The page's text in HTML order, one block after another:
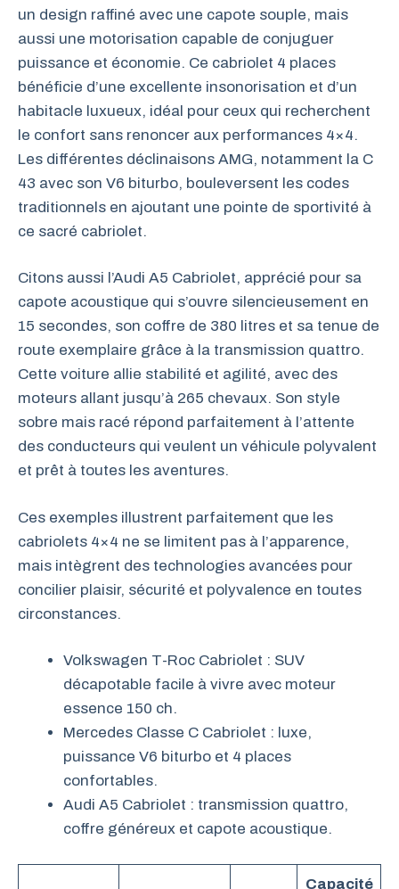
un design raffiné avec une capote souple, mais
aussi une motorisation capable de conjuguer
puissance et économie. Ce cabriolet 4 places
bénéficie d’une excellente insonorisation et d’un
habitacle luxueux, idéal pour ceux qui recherchent
le confort sans renoncer aux performances 4×4.
Les différentes déclinaisons AMG, notamment la C
43 avec son V6 biturbo, bouleversent les codes
traditionnels en ajoutant une pointe de sportivité à
ce sacré cabriolet.
Citons aussi l’Audi A5 Cabriolet, apprécié pour sa
capote acoustique qui s’ouvre silencieusement en
15 secondes, son coffre de 380 litres et sa tenue de
route exemplaire grâce à la transmission quattro.
Cette voiture allie stabilité et agilité, avec des
moteurs allant jusqu’à 265 chevaux. Son style
sobre mais racé répond parfaitement à l’attente
des conducteurs qui veulent un véhicule polyvalent
et prêt à toutes les aventures.
Ces exemples illustrent parfaitement que les
cabriolets 4×4 ne se limitent pas à l’apparence,
mais intègrent des technologies avancées pour
concilier plaisir, sécurité et polyvalence en toutes
circonstances.
Volkswagen T-Roc Cabriolet : SUV
décapotable facile à vivre avec moteur
essence 150 ch.
Mercedes Classe C Cabriolet : luxe,
puissance V6 biturbo et 4 places
confortables.
Audi A5 Cabriolet : transmission quattro,
coffre généreux et capote acoustique.
Capacité